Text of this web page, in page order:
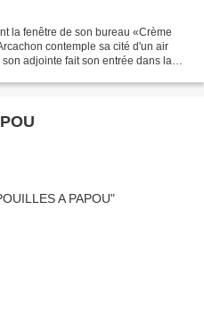
la fenêtre de son bureau «Crème
contemple sa cité d'un air
adjointe fait son entrée dans la